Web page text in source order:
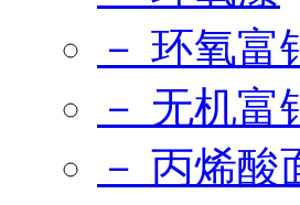
－ 环氧富
－ 无机富
－ 丙烯酸